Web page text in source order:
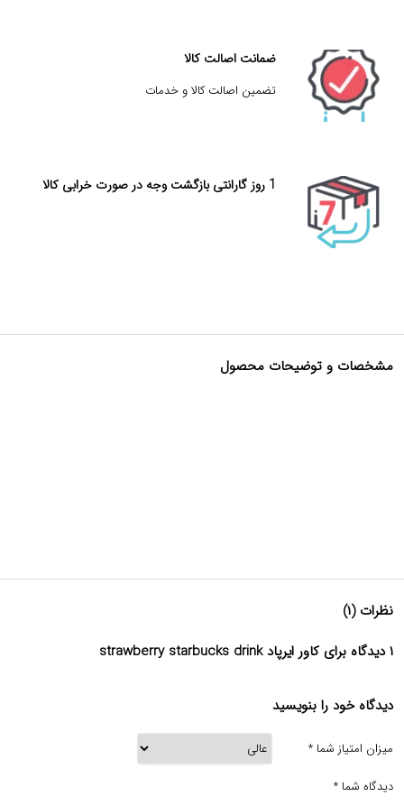
ضمانت اصالت کالا
تضمین اصالت کالا و خدمات
1 روز گارانتی بازگشت وجه در صورت خرابی کالا
مشخصات و توضیحات محصول
نظرات (۱)
۱ دیدگاه برای کاور ایرپاد strawberry starbucks drink
دیدگاه خود را بنویسید
میزان امتیاز شما *
دیدگاه شما *